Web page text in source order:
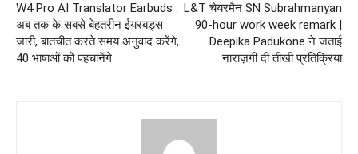
W4 Pro AI Translator Earbuds :
अब तक के सबसे बेहतरीन ईयरबड्स
जारी, बातचीत करते समय अनुवाद करेंगे,
40 भाषाओं को पहचानेंगे
L&T चेयरमैन SN Subrahmanyan
90-hour work week remark |
Deepika Padukone ने जताई
नाराज़गी दी तीखी प्रतिक्रिया